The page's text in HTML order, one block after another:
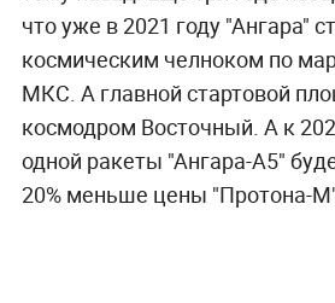
что уже в 2021 году "Ангара"
космическим челноком по
МКС. А главной стартовой
космодром Восточный. А к
одной ракеты "Ангара-А5"
20% меньше цены "Протона-